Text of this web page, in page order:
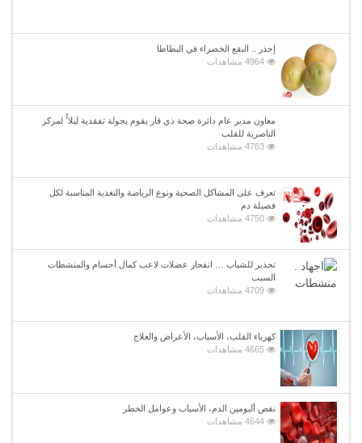
إحذر .. البقع الخضراء في البطاطا
4964 مشاهدات
معاون مدير عام دائرة صحة ذي قار يقوم بجولة تفقدية ليلا ًُ لمركز
الناصرية للقلب
4763 مشاهدات
تعرف على المشاكل الصحية ونوع الرياضة والتغذية المناسبة لكل
فصيلة دم
4750 مشاهدات
تحذير للشباب … انفجار عضلات لاعب كمال أجسام والمنشطات
السبب
4709 مشاهدات
كهرباء القلب، الأسباب، الأعراض والعلاج
4665 مشاهدات
نقص ألبومين الدم، الأسباب وعوامل الخطر
4644 مشاهدات